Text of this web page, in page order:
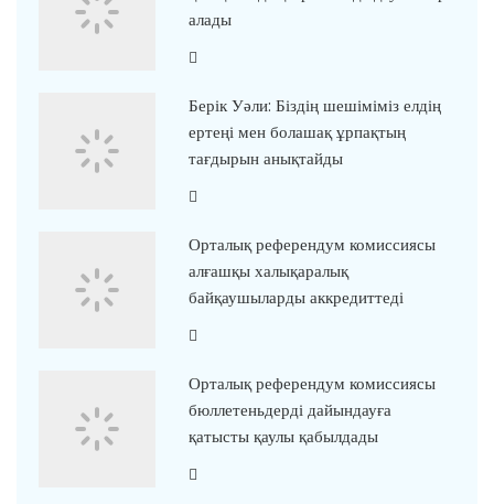
алады
Берік Уәли: Біздің шешіміміз елдің
ертеңі мен болашақ ұрпақтың
тағдырын анықтайды
Орталық референдум комиссиясы
алғашқы халықаралық
байқаушыларды аккредиттеді
Орталық референдум комиссиясы
бюллетеньдерді дайындауға
қатысты қаулы қабылдады